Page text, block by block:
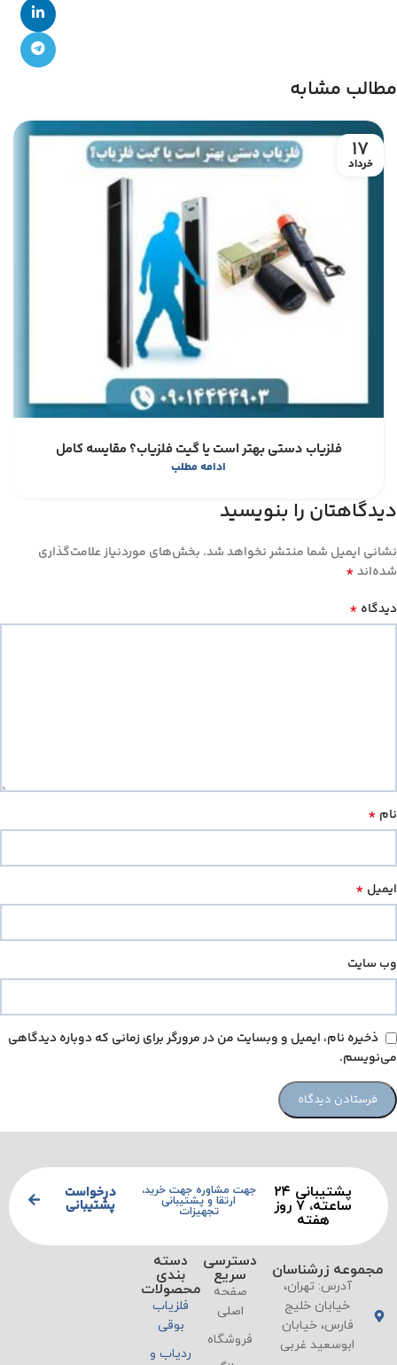
مطالب مشابه
17
خرداد
فلزیاب دستی بهتر است یا گیت فلزیاب؟ مقایسه کامل
ادامه مطلب
دیدگاهتان را بنویسید
نشانی ایمیل شما منتشر نخواهد شد. بخش‌های موردنیاز علامت‌گذاری
شده‌اند*
دیدگاه *
نام *
ایمیل *
وب‌ سایت
ذخیره نام، ایمیل و وبسایت من در مرورگر برای زمانی که دوباره دیدگاهی
می‌نویسم.
پشتیبانی ۲۴
ساعته، ۷ روز
هفته
جهت مشاوره جهت خرید،
ارتقا و پشتیبانی
تجهیزات
درخواست
پشتیبانی
مجموعه زرشناسان
آدرس: تهران،
خیابان خلیج
فارس، خیابان
ابوسعید غربی
دسترسی
سریع
صفحه
اصلی
فروشگاه
دسته
بندی
محصولات
فلزیاب
بوقی
ردیاب و